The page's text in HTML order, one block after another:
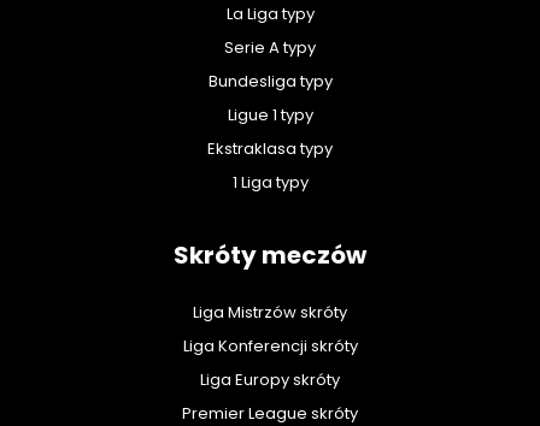
La Liga typy
Serie A typy
Bundesliga typy
Ligue 1 typy
Ekstraklasa typy
1 Liga typy
Skróty meczów
Liga Mistrzów skróty
Liga Konferencji skróty
Liga Europy skróty
Premier League skróty